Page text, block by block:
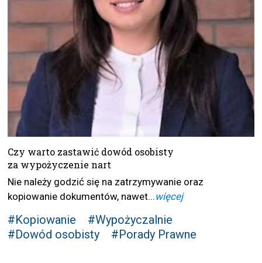
Czy warto zastawić dowód osobisty
za wypożyczenie nart
Nie należy godzić się na zatrzymywanie oraz
kopiowanie dokumentów, nawet... więcej
#Kopiowanie
#Wypożyczalnie
#Dowód osobisty
#Porady Prawne